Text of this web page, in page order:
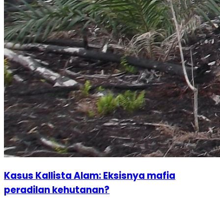
Kasus Kallista Alam: Eksisnya mafia
peradilan kehutanan?